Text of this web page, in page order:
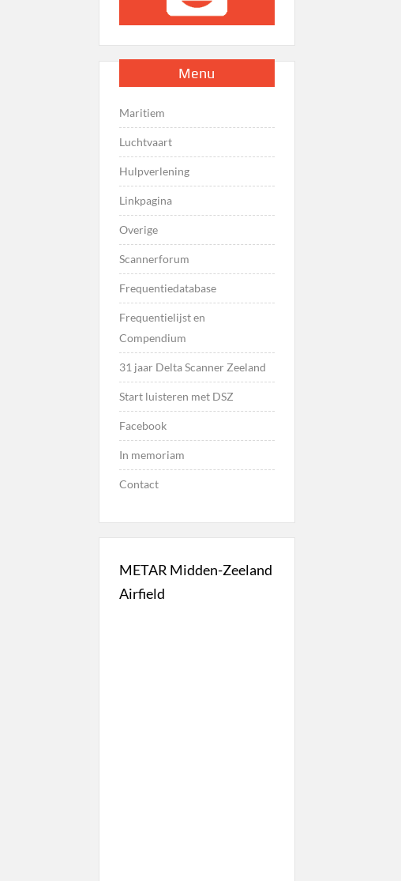
Menu
Maritiem
Luchtvaart
Hulpverlening
Linkpagina
Overige
Scannerforum
Frequentiedatabase
Frequentielijst en
Compendium
31 jaar Delta Scanner Zeeland
Start luisteren met DSZ
Facebook
In memoriam
Contact
METAR Midden-Zeeland
Airfield